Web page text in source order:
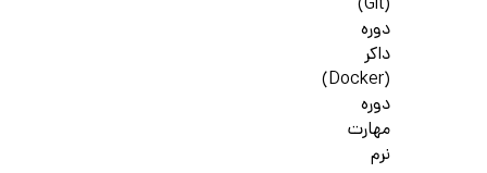
(Git)
دوره
داکر
(Docker)
دوره
مهارت
نرم